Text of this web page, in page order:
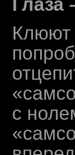
Глаза
Клюют
с